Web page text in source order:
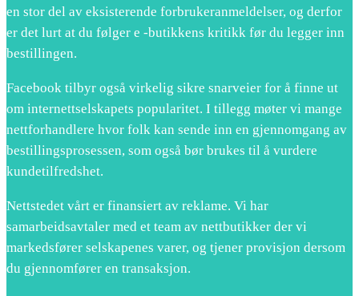
en stor del av eksisterende forbrukeranmeldelser, og derfor
er det lurt at du følger e -butikkens kritikk før du legger inn
bestillingen.
Facebook tilbyr også virkelig sikre snarveier for å finne ut
om internettselskapets popularitet. I tillegg møter vi mange
nettforhandlere hvor folk kan sende inn en gjennomgang av
bestillingsprosessen, som også bør brukes til å vurdere
kundetilfredshet.
Nettstedet vårt er finansiert av reklame. Vi har
samarbeidsavtaler med et team av nettbutikker der vi
markedsfører selskapenes varer, og tjener provisjon dersom
du gjennomfører en transaksjon.